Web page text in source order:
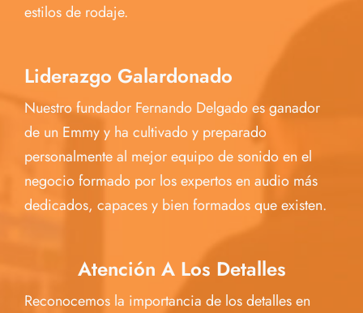
estilos de rodaje.
Liderazgo Galardonado
Nuestro fundador Fernando Delgado es ganador
de un Emmy y ha cultivado y preparado
personalmente al mejor equipo de sonido en el
negocio formado por los expertos en audio más
dedicados, capaces y bien formados que existen.
Atención A Los Detalles
Reconocemos la importancia de los detalles en